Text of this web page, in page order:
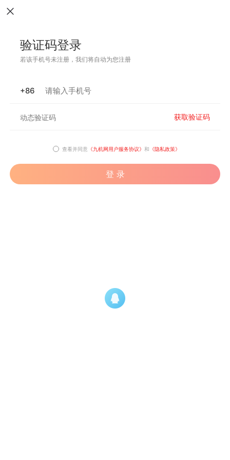
验证码登录
若该手机号未注册，我们将自动为您注册
+86
获取验证码
查看并同意 《九机网用户服务协议》 和 《隐私政策》
登 录